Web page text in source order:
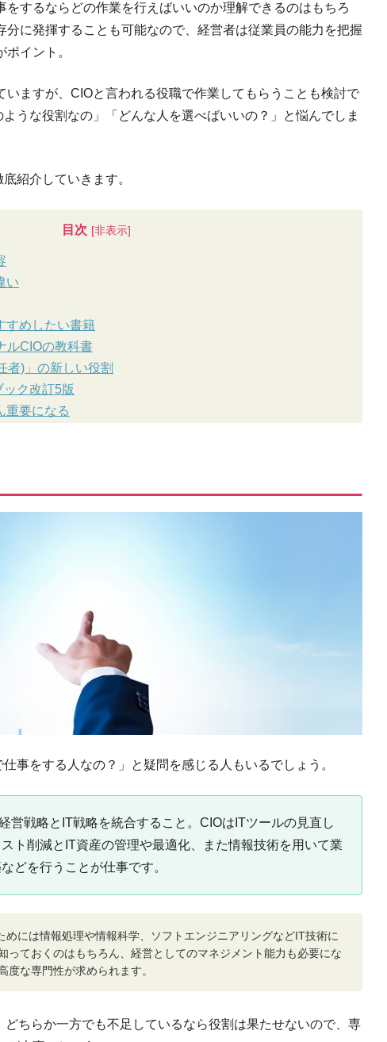
をするならどの作業を行えばいいのか理解できるのはもちろ
分に発揮することも可能なので、経営者は従業員の能力を把握
イント。
いますが、CIOと言われる役職で作業してもらうことも検討で
うな役割なの」「どんな人を選べばいいの？」と悩んでしま
紹介していきます。
目次
い
すめしたい書籍
ルCIOの教科書
者)」の新しい役割
ック改訂5版
重要になる
仕事をする人なの？」と疑問を感じる人もいるでしょう。
営戦略とIT戦略を統合すること。CIOはITツールの見直し
ト削減とIT資産の管理や最適化、また情報技術を用いて業
どを行うことが仕事です。
めには情報処理や情報科学、ソフトエンジニアリングなどIT技術に
っておくのはもちろん、経営としてのマネジメント能力も必要にな
度な専門性が求められます。
どちらか一方でも不足しているなら役割は果たせないので、専